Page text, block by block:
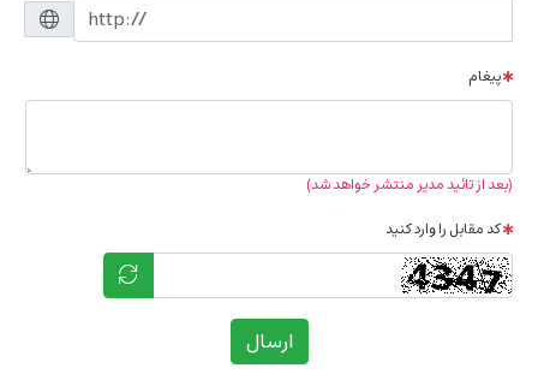
پیغام
(بعد از تائید مدیر منتشر خواهد شد)
کد مقابل را وارد کنید
ارسال